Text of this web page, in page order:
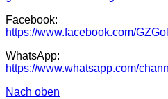
Facebook:
https://www.facebook.com/
WhatsApp:
https://www.whatsapp.com/
Nach oben